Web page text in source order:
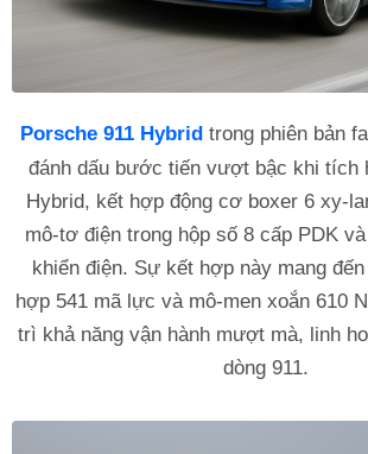
Porsche 911 Hybrid trong phiên bản
đánh dấu bước tiến vượt bậc khi tích
Hybrid, kết hợp động cơ boxer 6 xy-
mô-tơ điện trong hộp số 8 cấp PDK
khiển điện. Sự kết hợp này mang
hợp 541 mã lực và mô-men xoắn 610
trì khả năng vận hành mượt mà, linh
dòng 911.